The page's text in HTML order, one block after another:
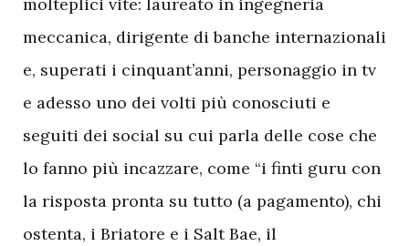
molteplici vite: laureato in ingegneria
meccanica, dirigente di banche internazionali
e, superati i cinquant’anni, personaggio in tv
e adesso uno dei volti più conosciuti e
seguiti dei social su cui parla delle cose che
lo fanno più incazzare, come “i finti guru con
la risposta pronta su tutto (a pagamento), chi
ostenta, i Briatore e i Salt Bae, il